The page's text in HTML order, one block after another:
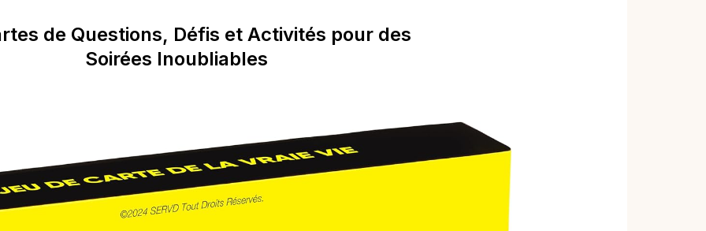
de Questions, Défis et Activités pour des
Soirées Inoubliables